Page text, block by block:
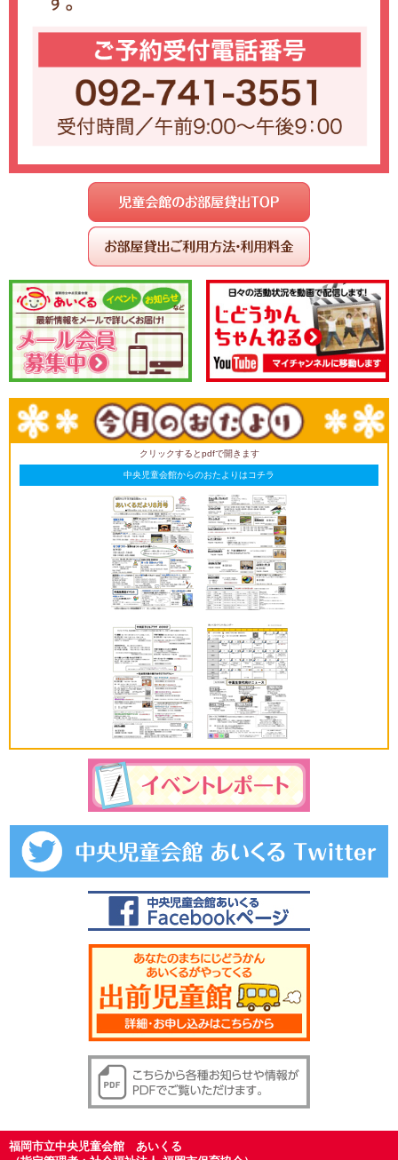
クリックするとpdfで開きます
中央児童会館からのおたよりはコチラ
福岡市立中央児童会館 あいくる